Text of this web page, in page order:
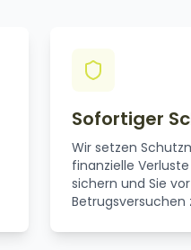
Sofortiger
Wir setzen
finanzielle
sichern und Sie
Betrugsversuchen